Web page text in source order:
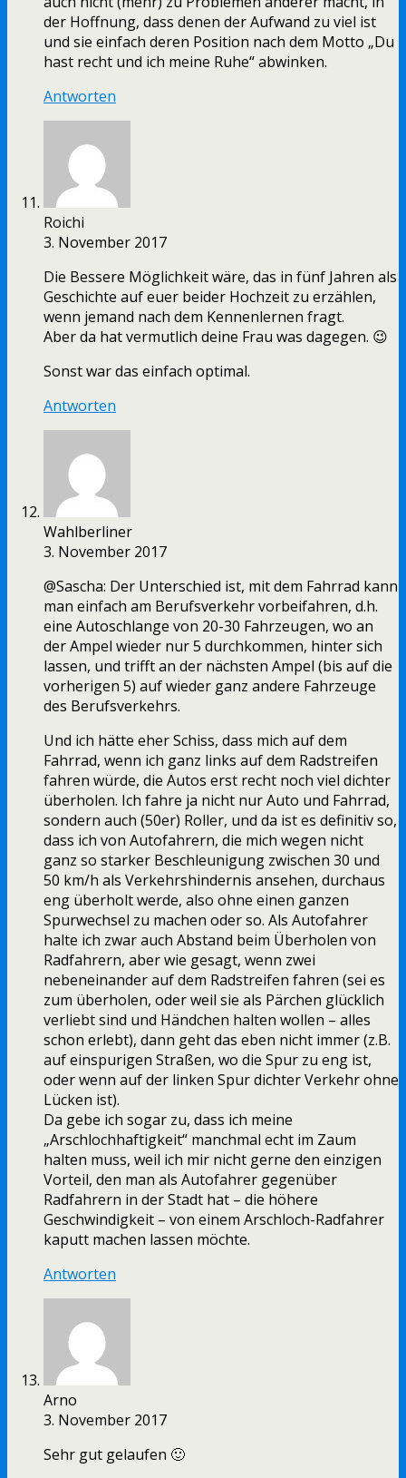
der Hoffnung, dass denen der Aufwand zu viel ist
und sie einfach deren Position nach dem Motto „Du
hast recht und ich meine Ruhe“ abwinken.
Antworten
Roichi
3. November 2017
Die Bessere Möglichkeit wäre, das in fünf Jahren als
Geschichte auf euer beider Hochzeit zu erzählen,
wenn jemand nach dem Kennenlernen fragt.
Aber da hat vermutlich deine Frau was dagegen. 😉
Sonst war das einfach optimal.
Antworten
Wahlberliner
3. November 2017
@Sascha: Der Unterschied ist, mit dem Fahrrad kann
man einfach am Berufsverkehr vorbeifahren, d.h.
eine Autoschlange von 20-30 Fahrzeugen, wo an
der Ampel wieder nur 5 durchkommen, hinter sich
lassen, und trifft an der nächsten Ampel (bis auf die
vorherigen 5) auf wieder ganz andere Fahrzeuge
des Berufsverkehrs.
Und ich hätte eher Schiss, dass mich auf dem
Fahrrad, wenn ich ganz links auf dem Radstreifen
fahren würde, die Autos erst recht noch viel dichter
überholen. Ich fahre ja nicht nur Auto und Fahrrad,
sondern auch (50er) Roller, und da ist es definitiv so,
dass ich von Autofahrern, die mich wegen nicht
ganz so starker Beschleunigung zwischen 30 und
50 km/h als Verkehrshindernis ansehen, durchaus
eng überholt werde, also ohne einen ganzen
Spurwechsel zu machen oder so. Als Autofahrer
halte ich zwar auch Abstand beim Überholen von
Radfahrern, aber wie gesagt, wenn zwei
nebeneinander auf dem Radstreifen fahren (sei es
zum überholen, oder weil sie als Pärchen glücklich
verliebt sind und Händchen halten wollen – alles
schon erlebt), dann geht das eben nicht immer (z.B.
auf einspurigen Straßen, wo die Spur zu eng ist,
oder wenn auf der linken Spur dichter Verkehr ohne
Lücken ist).
Da gebe ich sogar zu, dass ich meine
„Arschlochhaftigkeit“ manchmal echt im Zaum
halten muss, weil ich mir nicht gerne den einzigen
Vorteil, den man als Autofahrer gegenüber
Radfahrern in der Stadt hat – die höhere
Geschwindigkeit – von einem Arschloch-Radfahrer
kaputt machen lassen möchte.
Antworten
Arno
3. November 2017
Sehr gut gelaufen 🙂